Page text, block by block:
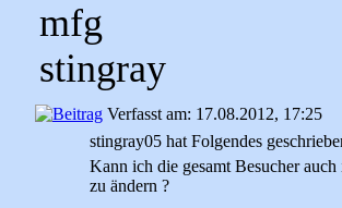
mfg
stingray
Verfasst am: 17.08.2012, 17:25
stingray05 hat Folgendes
Kann ich die gesamt Besucher
zu ändern ?